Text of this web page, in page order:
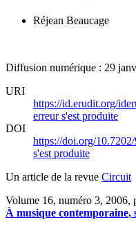
Réjean Beaucage
Diffusion numérique : 29
URI
https://id.erudit.org/
erreur s'est produite
DOI
https://doi.org/
s'est produite
Un article de la revue Circuit
Volume 16, numéro 3, 2006,
À musique contemporaine,